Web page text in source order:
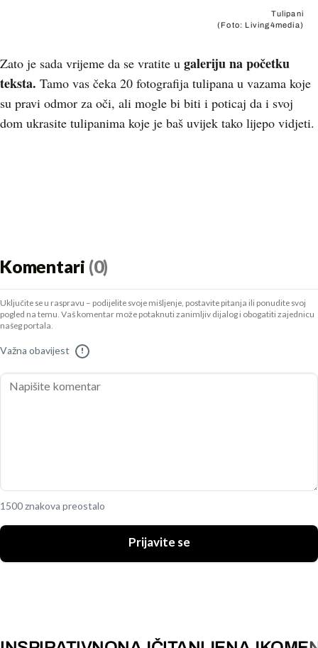
Tulipani
(Foto: Living4media)
Zato je sada vrijeme da se vratite u galeriju na početku
teksta. Tamo vas čeka 20 fotografija tulipana u vazama koje
su pravi odmor za oči, ali mogle bi biti i poticaj da i svoj
dom ukrasite tulipanima koje je baš uvijek tako lijepo vidjeti.
Komentari (0)
Uključite se u raspravu – podijelite svoje mišljenje, postavite pitanja ili ponudite svoj
pogled na temu. Vaš komentar može potaknuti zanimljiv dijalog i obogatiti zajednicu
našeg portala.
Važna obavijest !
1500 znakova preostalo
Prijavite se